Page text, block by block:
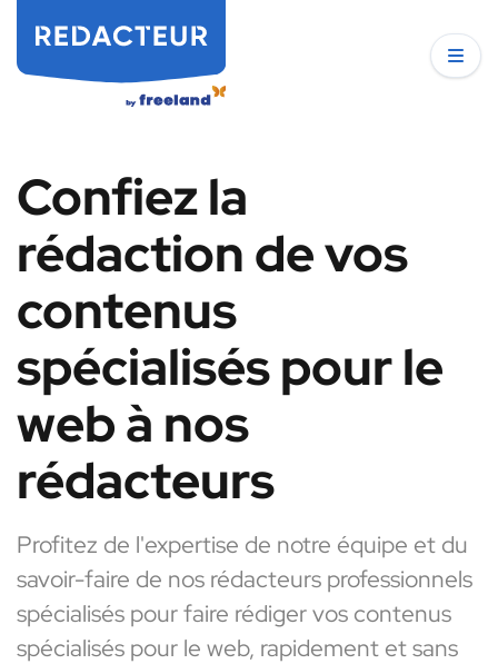
Confiez la
rédaction de vos
contenus
spécialisés pour le
web à nos
rédacteurs
Profitez de l'expertise de notre équipe et du
savoir-faire de nos rédacteurs professionnels
spécialisés pour faire rédiger vos contenus
spécialisés pour le web, rapidement et sans